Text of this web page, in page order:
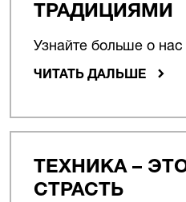
ТРАДИЦИЯМИ
Узнайте больше о
ЧИТАТЬ ДАЛЬШЕ
ТЕХНИКА –
СТРАСТЬ